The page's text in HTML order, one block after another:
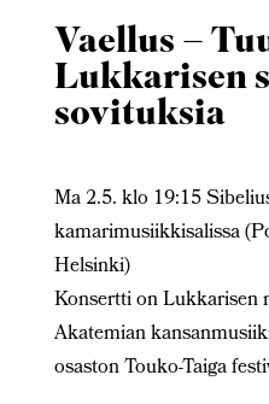
Vaellus –
Lukkarisen
sovituksia
Ma 2.5. klo 19:15
kamarimusiikkisalissa
Helsinki)
Konsertti on Lukkarisen
Akatemian
osaston Touko-Taiga